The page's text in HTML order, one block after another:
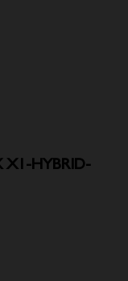
X1-HYBRID-